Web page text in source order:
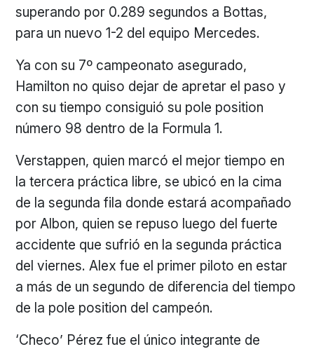
superando por 0.289 segundos a Bottas,
para un nuevo 1-2 del equipo Mercedes.
Ya con su 7º campeonato asegurado,
Hamilton no quiso dejar de apretar el paso y
con su tiempo consiguió su pole position
número 98 dentro de la Formula 1.
Verstappen, quien marcó el mejor tiempo en
la tercera práctica libre, se ubicó en la cima
de la segunda fila donde estará acompañado
por Albon, quien se repuso luego del fuerte
accidente que sufrió en la segunda práctica
del viernes. Alex fue el primer piloto en estar
a más de un segundo de diferencia del tiempo
de la pole position del campeón.
‘Checo’ Pérez fue el único integrante de